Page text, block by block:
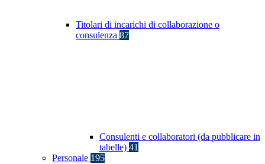
Titolari di incarichi di collaborazione o
consulenza 87
Consulenti e collaboratori (da pubblicare in
tabelle) 41
Personale 195